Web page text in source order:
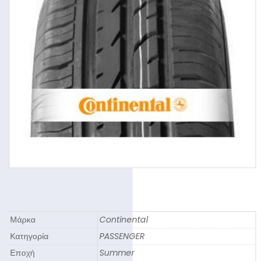
Μάρκα
Continental
Κατηγορία
PASSENGER
Εποχή
Summer